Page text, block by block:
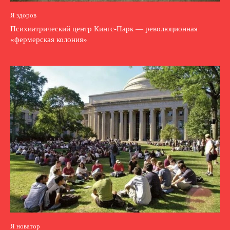
Я здоров
Психиатрический центр Кингс-Парк — революционная
«фермерская колония»
Я новатор